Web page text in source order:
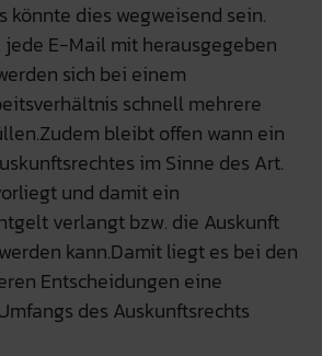
könnte dies wegweisend sein.
jede E-Mail mit herausgegeben
sich bei einem
schnell mehrere
bleibt offen wann ein
im Sinne des Art.
und damit ein
verlangt bzw. die Auskunft
kann.Damit liegt es bei den
Entscheidungen eine
des Auskunftsrechts